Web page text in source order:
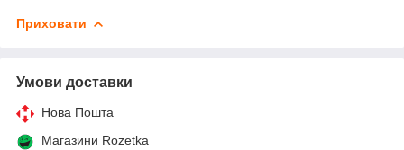
Приховати
Умови доставки
Нова Пошта
Магазини Rozetka